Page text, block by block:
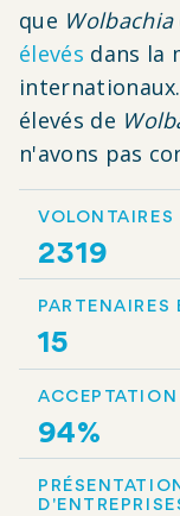
que Wolbachia
élevés dans la
élevés de
n'avons pas
VOLONTAIRES
2319
PARTENAIRES
15
94%